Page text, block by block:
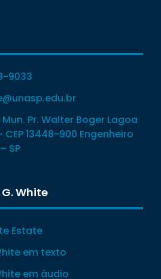
9033
Pr. Walter Boger Lagoa
CEP 13448-900 Engenheiro
SP
White
Estate
em texto
em áudio